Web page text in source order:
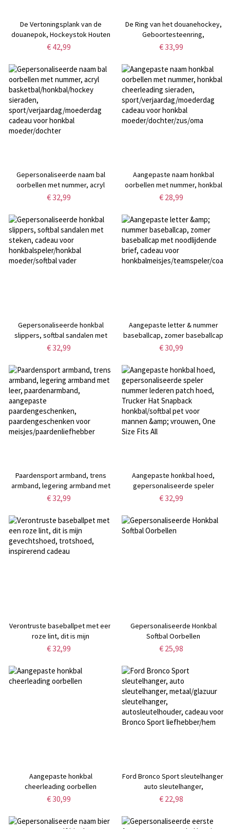
De Vertoningsplank van de
douanepok, Hockeystok Houten
Ornament met Naam, Giften voor
Grootvader/Vader/Hij
€ 42,99
De Ring van het douanehockey,
Geboortesteenring,
Messingsring/Zilveren Ring,
Hockeymoeder/Hockeyvrouw/
€ 33,99
Gepersonaliseerde naam bal
oorbellen met nummer, acryl
basketbal/honkbal/hockey
sport/verjaardag/moederdag
cadeau voor honkbal
moeder/dochter
€ 32,99
Aangepaste naam honkbal
oorbellen met nummer, honkbal
cheerleading sieraden,
cadeau voor honkbal
moeder/dochter/zus/oma
€ 28,99
Gepersonaliseerde honkbal
slippers, softbal sandalen met
steken, cadeau voor
moeder/softbal vader
€ 32,99
Aangepaste letter & nummer
baseballcap, zomer baseballcap
met noodlijdende brief, cadeau
honkbalmeisjes/teamspeler/coach
€ 30,99
Paardensport armband, trens
armband, legering armband met
leer, paardenarmband,
paardengeschenken,
paardengeschenken voor
meisjes/paardenliefhebber
€ 32,99
Aangepaste honkbal hoed,
gepersonaliseerde speler
nummer lederen patch hoed,
honkbal/softbal pet voor mannen
& vrouwen, One Size Fits All
€ 32,99
Verontruste baseballpet met een
roze lint, dit is mijn
gevechtshoed, trotshoed,
€ 32,99
Gepersonaliseerde Honkbal
Softbal Oorbellen
€ 25,98
Aangepaste honkbal
cheerleading oorbellen
€ 30,99
Ford Bronco Sport sleutelhanger,
auto sleutelhanger,
metaal/glazuur sleutelhanger,
Bronco Sport liefhebber/hem
€ 22,98